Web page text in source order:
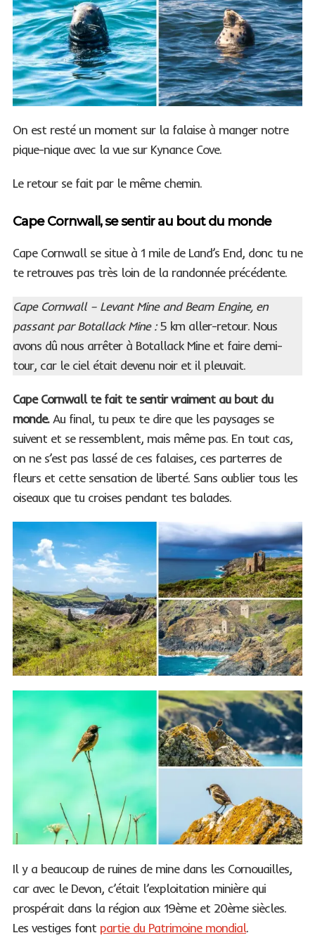
On est resté un moment sur la falaise à manger notre
pique-nique avec la vue sur Kynance Cove.
Le retour se fait par le même chemin.
Cape Cornwall, se sentir au bout du monde
Cape Cornwall se situe à 1 mile de Land’s End, donc tu ne
te retrouves pas très loin de la randonnée précédente.
Cape Cornwall – Levant Mine and Beam Engine, en
passant par Botallack Mine :5 km aller-retour. Nous
avons dû nous arrêter à Botallack Mine et faire demi-
tour, car le ciel était devenu noir et il pleuvait.
Cape Cornwall te fait te sentir vraiment au bout du
monde.Au final, tu peux te dire que les paysages se
suivent et se ressemblent, mais même pas. En tout cas,
on ne s’est pas lassé de ces falaises, ces parterres de
fleurs et cette sensation de liberté. Sans oublier tous les
oiseaux que tu croises pendant tes balades.
Il y a beaucoup de ruines de mine dans les Cornouailles,
car avec le Devon, c’était l’exploitation minière qui
prospérait dans la région aux 19ème et 20ème siècles.
Les vestiges font partie du Patrimoine mondial.